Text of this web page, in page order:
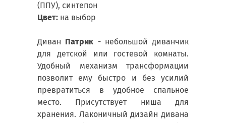
(ППУ), синтепон
Цвет: на выбор
Диван Патрик - небольшой диванчик
для детской или гостевой комнаты.
Удобный механизм трансформации
позволит ему быстро и без усилий
превратиться в удобное спальное
место. Присутствует ниша для
хранения. Лаконичный дизайн дивана